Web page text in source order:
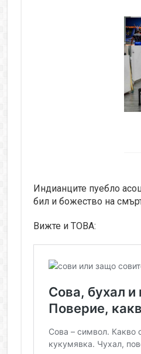
Индианците пуебло
бил и божество на
Вижте и ТОВА: